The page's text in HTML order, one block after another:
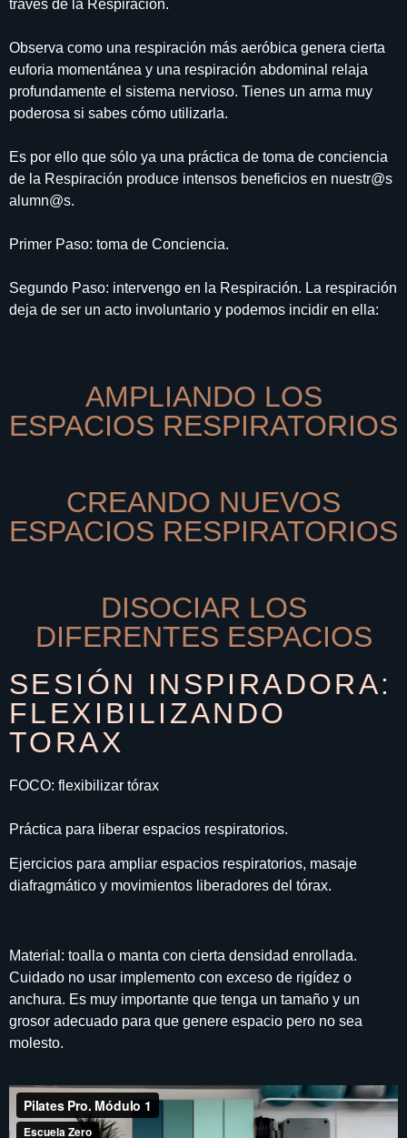
través de la Respiración.
Observa como una respiración más aeróbica genera cierta
euforia momentánea y una respiración abdominal relaja
profundamente el sistema nervioso. Tienes un arma muy
poderosa si sabes cómo utilizarla.
Es por ello que sólo ya una práctica de toma de conciencia
de la Respiración produce intensos beneficios en nuestr@s
alumn@s.
Primer Paso: toma de Conciencia.
Segundo Paso: intervengo en la Respiración. La respiración
deja de ser un acto involuntario y podemos incidir en ella:
AMPLIANDO LOS
ESPACIOS RESPIRATORIOS
CREANDO NUEVOS
ESPACIOS RESPIRATORIOS
DISOCIAR LOS
DIFERENTES ESPACIOS
SESIÓN INSPIRADORA:
FLEXIBILIZANDO
TORAX
FOCO: flexibilizar tórax
Práctica para liberar espacios respiratorios.
Ejercicios para ampliar espacios respiratorios, masaje
diafragmático y movimientos liberadores del tórax.
Material: toalla o manta con cierta densidad enrollada.
Cuidado no usar implemento con exceso de rigídez o
anchura. Es muy importante que tenga un tamaño y un
grosor adecuado para que genere espacio pero no sea
molesto.